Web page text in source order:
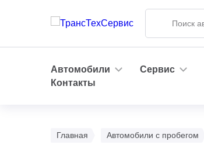
Автомобили Сервис
Контакты
Главная Автомобили с пробегом